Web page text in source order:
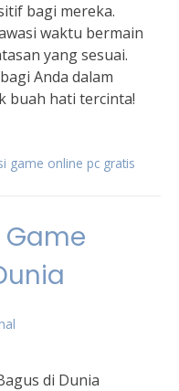
bagi mereka.
waktu bermain
yang sesuai.
Anda dalam
buah hati tercinta!
game online pc gratis
Game
di Dunia